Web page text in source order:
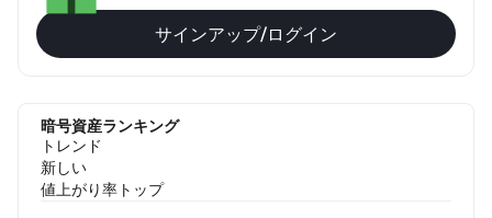
サインアップ/ログイン
暗号資産ランキング
トレンド
新しい
値上がり率トップ